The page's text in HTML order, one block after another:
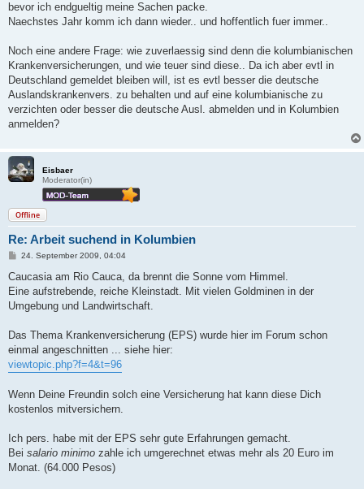
bevor ich endgueltig meine Sachen packe.
Naechstes Jahr komm ich dann wieder.. und hoffentlich fuer immer..
Noch eine andere Frage: wie zuverlaessig sind denn die kolumbianischen
Krankenversicherungen, und wie teuer sind diese.. Da ich aber evtl in
Deutschland gemeldet bleiben will, ist es evtl besser die deutsche
Auslandskrankenvers. zu behalten und auf eine kolumbianische zu
verzichten oder besser die deutsche Ausl. abmelden und in Kolumbien
anmelden?
Eisbaer
Moderator(in)
Offline
Re: Arbeit suchend in Kolumbien
B
i
r
a
24. September 2009, 04:04
Caucasia am Rio Cauca, da brennt die Sonne vom Himmel.
Eine aufstrebende, reiche Kleinstadt. Mit vielen Goldminen in der
Umgebung und Landwirtschaft.
Das Thema Krankenversicherung (EPS) wurde hier im Forum schon
einmal angeschnitten ... siehe hier:
viewtopic.php?f=4&t=96
Wenn Deine Freundin solch eine Versicherung hat kann diese Dich
kostenlos mitversichern.
Ich pers. habe mit der EPS sehr gute Erfahrungen gemacht.
Bei salario minimo zahle ich umgerechnet etwas mehr als 20 Euro im
Monat. (64.000 Pesos)